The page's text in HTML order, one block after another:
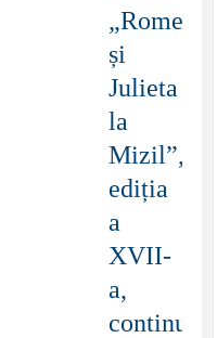
„Romeo
și
Julieta
la
Mizil”,
ediția
a
XVII-
a,
continuă